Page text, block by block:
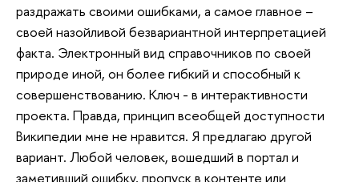
раздражать своими ошибками, а самое главное –
своей назойливой безвариантной интерпретацией
факта. Электронный вид справочников по своей
природе иной, он более гибкий и способный к
совершенствованию. Ключ - в интерактивности
проекта. Правда, принцип всеобщей доступности
Википедии мне не нравится. Я предлагаю другой
вариант. Любой человек, вошедший в портал и
заметивший ошибку, пропуск в контенте или